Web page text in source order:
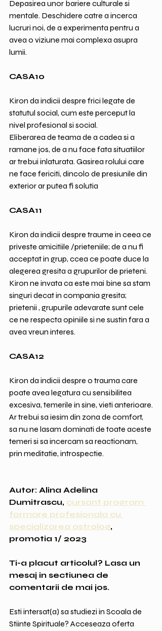
Depasirea unor bariere culturale si
mentale. Deschidere catre a incerca
lucruri noi, de a experimenta pentru a
avea o viziune mai complexa asupra
lumii.
CASA10
Kiron da indicii despre frici legate de
statutul social, cum este perceput la
nivel profesional si social.
Eliberarea de teama de a cadea si a
ramane jos, de a nu face fata situatiilor
ar trebui inlaturata. Gasirea rolului care
ne face fericiti, dincolo de presiunile din
exterior ar putea fi solutia
CASA11
Kiron da indicii despre traume in ceea ce
priveste amicitiile /prieteniile; de a nu fi
acceptat in grup, ccea ce poate duce la
alegerea gresita a grupurilor de prieteni.
Kiron ne invata ca este mai bine sa stam
singuri decat in compania gresita;
prietenii , grupurile adevarate sunt cele
ce ne respecta opiniile si ne sustin fara a
avea vreun interes.
CASA12
Kiron da indicii despre o trauma care
poate avea legatura cu sensibilitea
excesiva, temerile in sine, vieti anterioare.
Ar trebui sa iesim din zona de comfort,
sa nu ne lasam dominati de toate aceste
temeri si sa incercam sa reactionam,
prin meditatie, introspectie.
Autor: Alina Adelina
Dumitrascu, cursant program
formare profesionala cu
specializarea astrolog,
promotia 1/ 2023
Ti-a placut articolul? Lasa un
mesaj in sectiunea de
comentarii de mai jos.
Esti intersat(a) sa studiezi in Scoala de
Stiinte Spirituale? Acceseaza oferta